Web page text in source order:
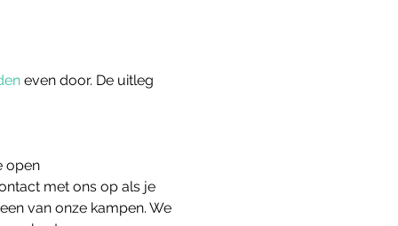
even door. De uitleg
open
met ons op als je
van onze kampen. We